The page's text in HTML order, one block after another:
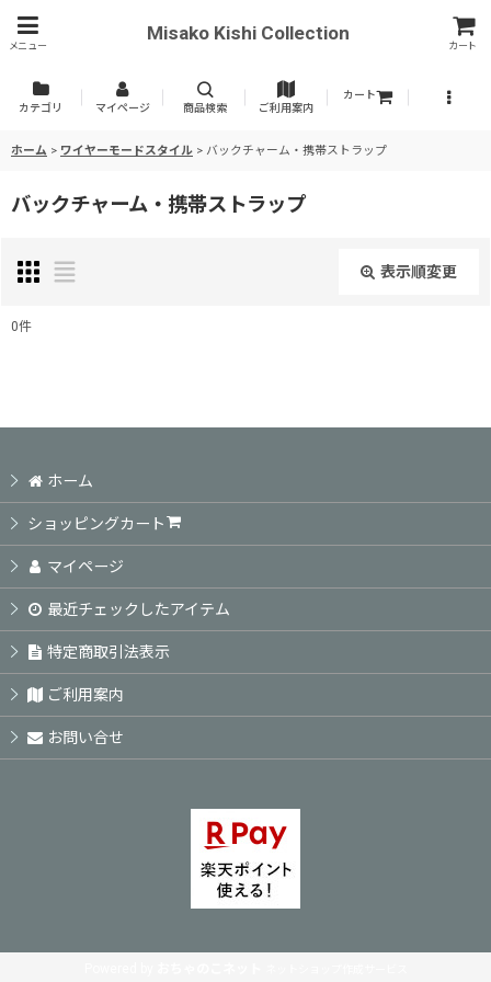
メニュー
Misako Kishi Collection
カート
カテゴリ マイページ 商品検索 ご利用案内
カート
ホーム > ワイヤーモードスタイル > バックチャーム・携帯ストラップ
バックチャーム・携帯ストラップ
表示順変更
並び順:
0件
ホーム
ショッピングカート
マイページ
最近チェックしたアイテム
特定商取引法表示
ご利用案内
お問い合せ